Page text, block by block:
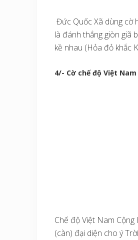
Đức Quốc Xã dùng cờ
là đánh thắng giòn giã
kề nhau (Hỏa đỏ khắc
4/- Cờ chế độ Việt
Chế độ Việt Nam
(càn) đại diện cho ý